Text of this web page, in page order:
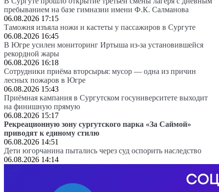
пребыванием на базе гимназии имени Ф.К. Салманова
06.08.2026 17:15
Таможня изъяла ножи и кастеты у пассажиров в Сургуте
06.08.2026 16:45
В Югре усилен мониторинг Иртыша из-за установившейся
рекордной жары
06.08.2026 16:18
Сотрудники приёма вторсырья: мусор — одна из причин
лесных пожаров в Югре
06.08.2026 15:43
Приёмная кампания в Сургутском госуниверситете выходит
на финишную прямую
06.08.2026 15:17
Рекреационную зону сургутского парка «За Саймой»
приводят к единому стилю
06.08.2026 14:51
Дети югорчанина пытались через суд оспорить наследство
06.08.2026 14:14